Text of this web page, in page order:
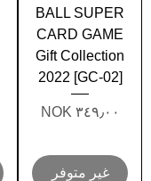
BALL SUPER
CARD GAME
Gift Collection
2022 [GC-02]
السعر
غير متوفر